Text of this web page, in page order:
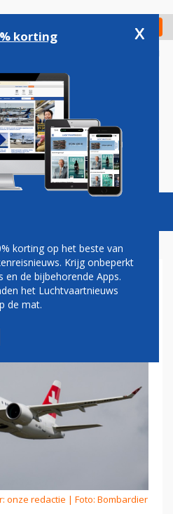
Check in
Vacatures
onze redactie | Foto: Bombardier
korting x
korting op het beste van
Krijg onbeperkt
de bijbehorende Apps.
het Luchtvaartnieuws
de mat.